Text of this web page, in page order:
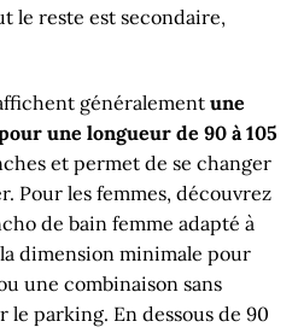
le reste est secondaire,
généralementune
une longueur de 90 à 105
et permet de se changer
Pour les femmes, découvrez
de bain femme adapté à
la dimension minimale pour
une combinaison sans
parking. En dessous de 90